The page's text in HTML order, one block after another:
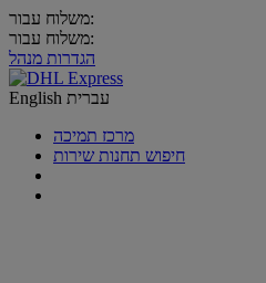
משלוח עבור:
משלוח עבור:
הגדרות מנהל
English עברית
מרכז תמיכה
חיפוש תחנות שירות